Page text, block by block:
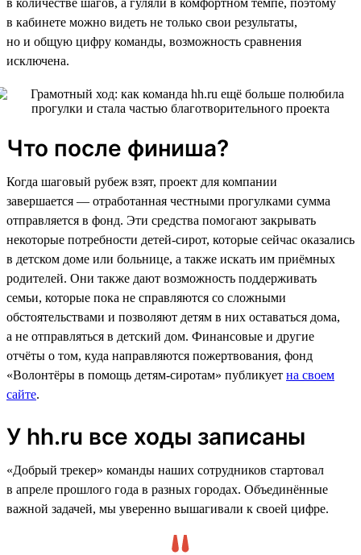
в кабинете можно видеть не только свои результаты,
но и общую цифру команды, возможность сравнения
исключена.
Что после финиша?
Когда шаговый рубеж взят, проект для компании
завершается — отработанная честными прогулками сумма
отправляется в фонд. Эти средства помогают закрывать
некоторые потребности детей-сирот, которые сейчас оказались
в детском доме или больнице, а также искать им приёмных
родителей. Они также дают возможность поддерживать
семьи, которые пока не справляются со сложными
обстоятельствами и позволяют детям в них оставаться дома,
а не отправляться в детский дом. Финансовые и другие
отчёты о том, куда направляются пожертвования, фонд
«Волонтёры в помощь детям-сиротам» публикует на своем
сайте.
У hh.ru все ходы записаны
«Добрый трекер» команды наших сотрудников стартовал
в апреле прошлого года в разных городах. Объединённые
важной задачей, мы уверенно вышагивали к своей цифре.